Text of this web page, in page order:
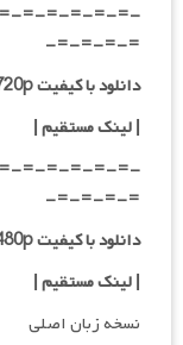
=-=-=-=-=-
=-=-=-=-
دانلود با کیفیت BluRay 720p ریلیز F2M
| لینک مستقیم|
=-=-=-=-=-
=-=-=-=-
دانلود با کیفیت BluRay 480p ریلیز F2M
| لینک مستقیم|
نسخه زبان اصلی